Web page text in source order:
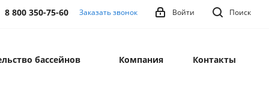
Поиск
Войти
8 800 350-75-60 Заказать звонок
бассейнов Компания Контакты